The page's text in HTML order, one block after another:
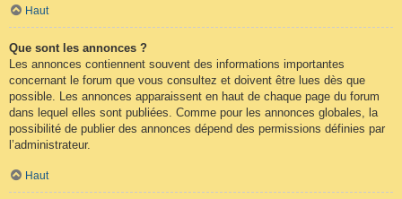
Haut
Que sont les annonces ?
Les annonces contiennent souvent des informations importantes
concernant le forum que vous consultez et doivent être lues dès que
possible. Les annonces apparaissent en haut de chaque page du forum
dans lequel elles sont publiées. Comme pour les annonces globales, la
possibilité de publier des annonces dépend des permissions définies par
l’administrateur.
Haut